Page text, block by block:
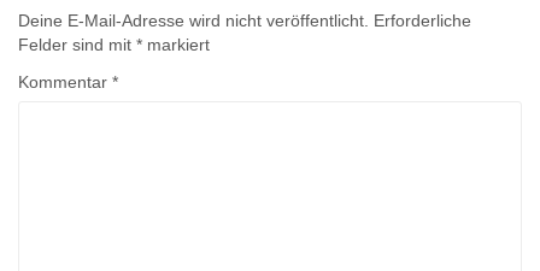
Deine E-Mail-Adresse wird nicht veröffentlicht. Erforderliche
Felder sind mit * markiert
Kommentar *